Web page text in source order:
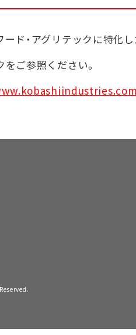
ード・アグリテックに特化
ご参照ください。